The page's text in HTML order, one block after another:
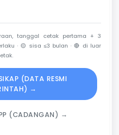
tanggal cetak pertama + 3
· 🟡 sisa ≤3 bulan · 🔴 di luar
(DATA RESMI
→
(CADANGAN) →